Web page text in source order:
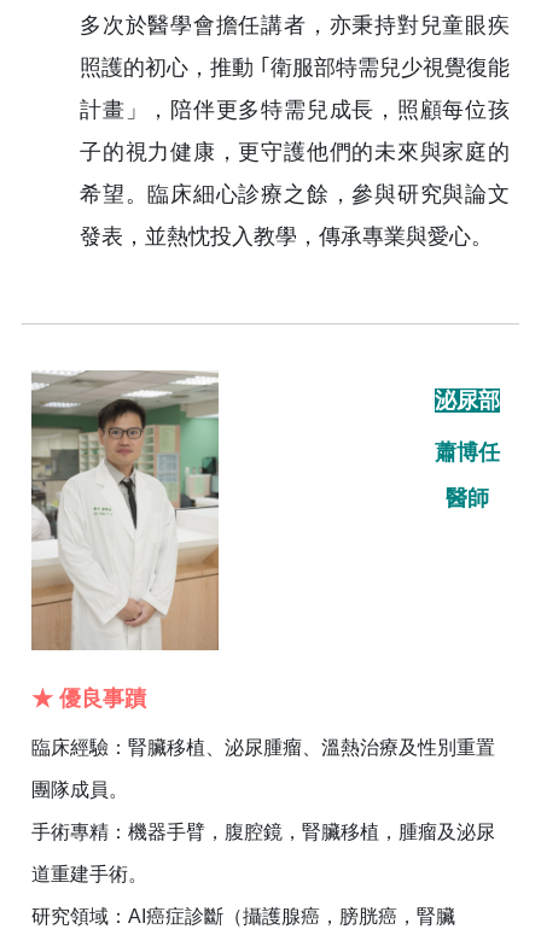
多次於醫學會擔任講者，亦秉持對兒童眼疾
照護的初心，推動 ｢衛服部特需兒少視覺復能
計畫」，陪伴更多特需兒成長，照顧每位孩
子的視力健康，更守護他們的未來與家庭的
希望。臨床細心診療之餘，參與研究與論文
發表，並熱忱投入教學，傳承專業與愛心。
泌尿部
蕭博任
醫師
★ 優良事蹟
臨床經驗：腎臟移植、泌尿腫瘤、溫熱治療及性別重置
團隊成員。
手術專精：機器手臂，腹腔鏡，腎臟移植，腫瘤及泌尿
道重建手術。
研究領域：AI癌症診斷（攝護腺癌，膀胱癌，腎臟